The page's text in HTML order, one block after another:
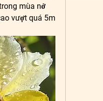
mùa nở
vượt quá 5m